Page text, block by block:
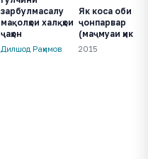
зарбулмасалу
мақолҳои халқҳои
ҷаҳон
Дилшод Раҳимов
Як коса оби
ҷонпарвар
(маҷмуаи
2015